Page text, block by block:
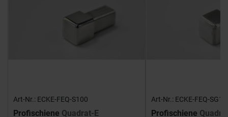
Art-Nr.: ECKE-FEQ-S100
Profischiene Quadrat-E
Art-Nr.: ECKE-FEQ-
Profischiene